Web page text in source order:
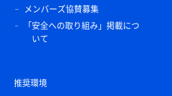
メンバーズ協賛募集
「安全への取り組み」掲載につ
いて
推奨環境